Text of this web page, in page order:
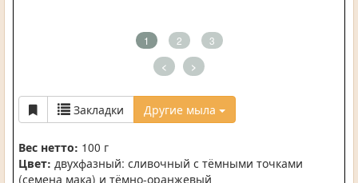
1 2 3
< >
Закладки Другие мыла
Вес нетто: 100 г
Цвет: двухфазный: сливочный с тёмными точками
(семена мака) и тёмно-оранжевый